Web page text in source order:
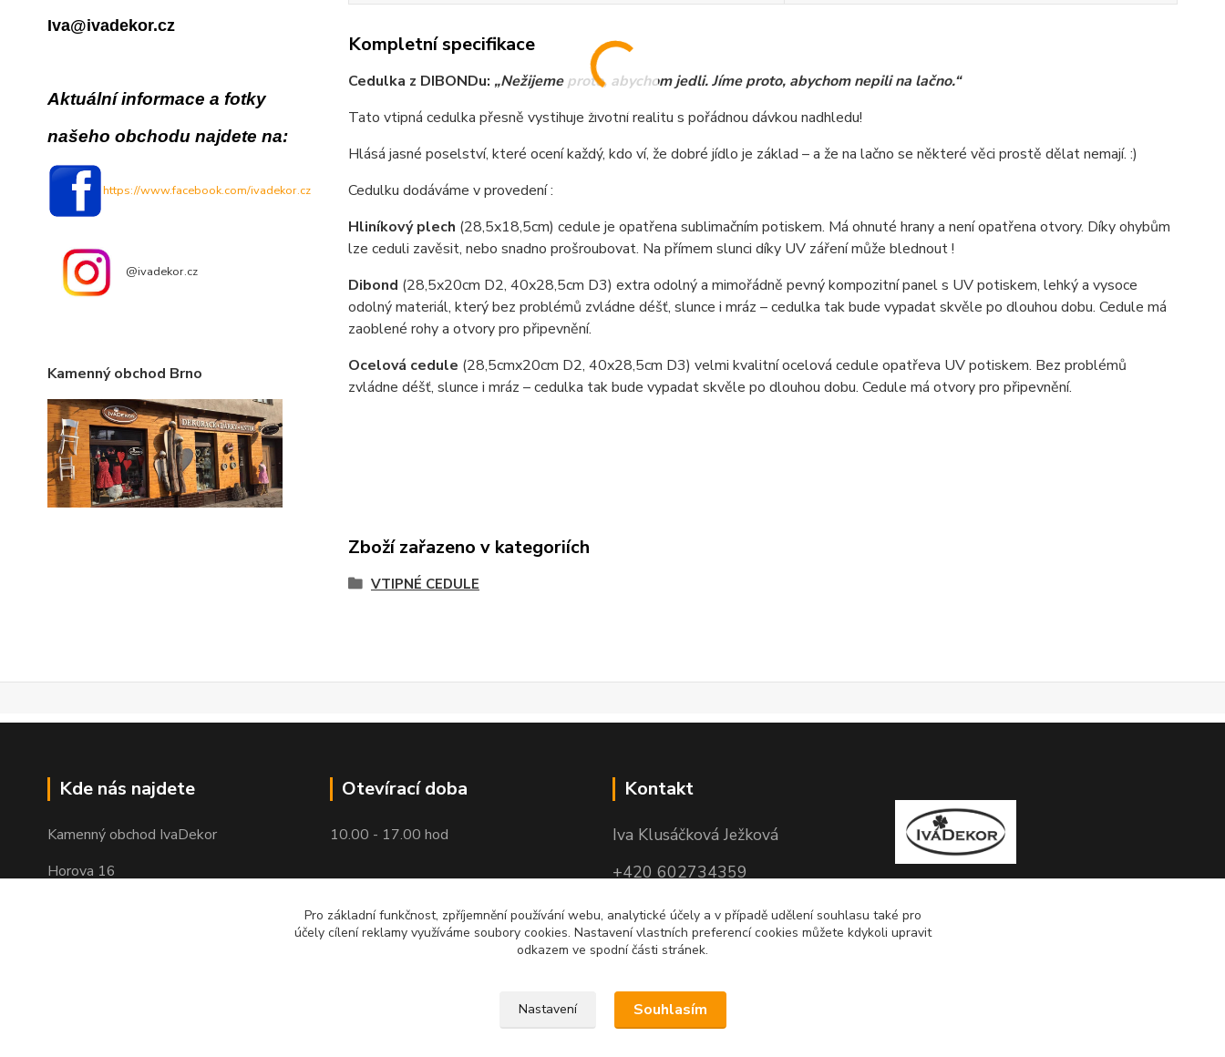
Iva@ivadekor.cz
Aktuální informace a fotky
našeho obchodu najdete na:
https://www.facebook.com/ivadekor.cz
@ivadekor.cz
Kamenný obchod Brno
Kompletní specifikace
Cedulka z DIBONDu: „Nežijeme proto, abychom jedli. Jíme proto, abychom nepili na lačno.“
Tato vtipná cedulka přesně vystihuje životní realitu s pořádnou dávkou nadhledu!
Hlásá jasné poselství, které ocení každý, kdo ví, že dobré jídlo je základ – a že na lačno se některé věci prostě dělat nemají. :)
Cedulku dodáváme v provedení :
Hliníkový plech (28,5x18,5cm) cedule je opatřena sublimačním potiskem. Má ohnuté hrany a není opatřena otvory. Díky ohybům
lze ceduli zavěsit, nebo snadno prošroubovat. Na přímem slunci díky UV záření může blednout !
Dibond (28,5x20cm D2, 40x28,5cm D3) extra odolný a mimořádně pevný kompozitní panel s UV potiskem, lehký a vysoce
odolný materiál, který bez problémů zvládne déšť, slunce i mráz – cedulka tak bude vypadat skvěle po dlouhou dobu. Cedule má
zaoblené rohy a otvory pro připevnění.
Ocelová cedule (28,5cmx20cm D2, 40x28,5cm D3) velmi kvalitní ocelová cedule opatřeva UV potiskem. Bez problémů
zvládne déšť, slunce i mráz – cedulka tak bude vypadat skvěle po dlouhou dobu. Cedule má otvory pro připevnění.
Zboží zařazeno v kategoriích
VTIPNÉ CEDULE
Kde nás najdete
Kamenný obchod IvaDekor
Horova 16
Otevírací doba
10.00 - 17.00 hod
Kontakt
Iva Klusáčková Ježková
+420 602734359
(po-pá 10.00-17.00hod)
iva@ivadekor.cz
Pro základní funkčnost, zpříjemnění používání webu, analytické účely a v případě udělení souhlasu také pro
účely cílení reklamy využíváme soubory cookies. Nastavení vlastních preferencí cookies můžete kdykoli upravit
odkazem ve spodní části stránek.
Nastavení Souhlasím